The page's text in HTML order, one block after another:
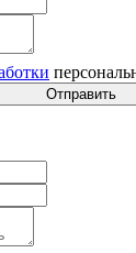
Отправить